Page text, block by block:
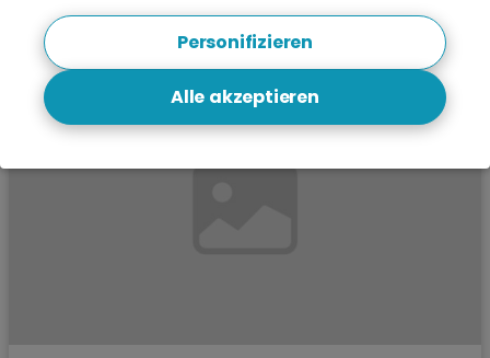
Personifizieren
Alle akzeptieren